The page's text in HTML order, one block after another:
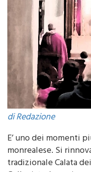
di Redazione
E’ uno dei momenti
monrealese. Si
tradizionale Calata